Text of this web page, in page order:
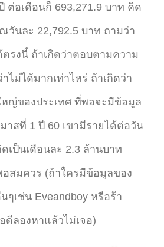
ต่อเดือนก็ 693,271.9 บาท คิด
วันละ 22,792.5 บาท ถามว่า
ตรงนี้ ถ้าเกิดว่าตอบตามความ
ไม่ได้มากเท่าไหร่ ถ้าเกิดว่า
หญ่ของประเทศ ที่พอจะมีข้อมูล
าสที่ 1 ปี 60 เขามีรายได้ต่อวัน
เป็นเดือนละ 2.3 ล้านบาท
อสมควร (ถ้าใครมีข้อมูลของ
ๆเช่น Eveandboy หรือร้า
ลองหาแล้วไม่เจอ)